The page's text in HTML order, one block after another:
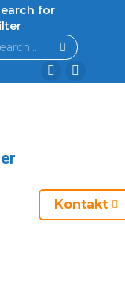
for
Kontakt